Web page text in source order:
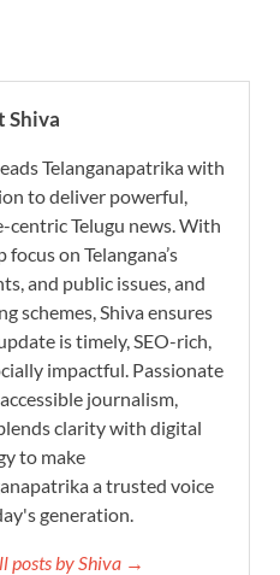
Shiva
Telanganapatrika with
to deliver powerful,
centric Telugu news. With
focus on Telangana’s
and public issues, and
schemes, Shiva ensures
is timely, SEO-rich,
impactful. Passionate
journalism,
clarity with digital
to make
a trusted voice
generation.
posts by Shiva →